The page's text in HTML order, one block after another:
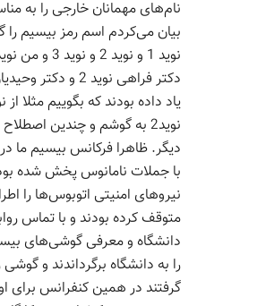
نام‌های مهمانان خارجی را به
بیان می‌کردم اسم رمز بیسیم را
نوید2 به گوشم و چندین
دیگر. ظاهرا فرکانس بیسیم ما
با جملات نامانوس پخش شده
نیروهای امنیتی اتوبوس‌ها را
متوقف کرده بودند و با تماس
دانشگاه و معرفی گوشی‌های
را به دانشگاه برگرداندند و گوشی
گرفتند در همین کنفرانس برای